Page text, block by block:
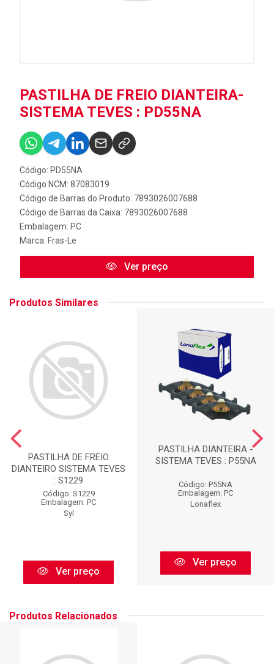
PASTILHA DE FREIO DIANTEIRA-
SISTEMA TEVES : PD55NA
Código: PD55NA
Código NCM: 87083019
Código de Barras do Produto: 7893026007688
Código de Barras da Caixa: 7893026007688
Embalagem: PC
Marca: Fras-Le
Ver preço
Produtos Similares
PASTILHA DE FREIO
DIANTEIRO SISTEMA TEVES
: S1229
Código: S1229
Embalagem: PC
Syl
Ver preço
PASTILHA DIANTEIRA -
SISTEMA TEVES : P55NA
Código: P55NA
Embalagem: PC
Lonaflex
Ver preço
Produtos Relacionados